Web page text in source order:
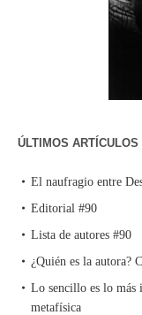
ÚLTIMOS ARTÍCULOS
El naufragio entre
Editorial #90
Lista de autores #90
¿Quién es la autora?
Lo sencillo es lo más
metafísica